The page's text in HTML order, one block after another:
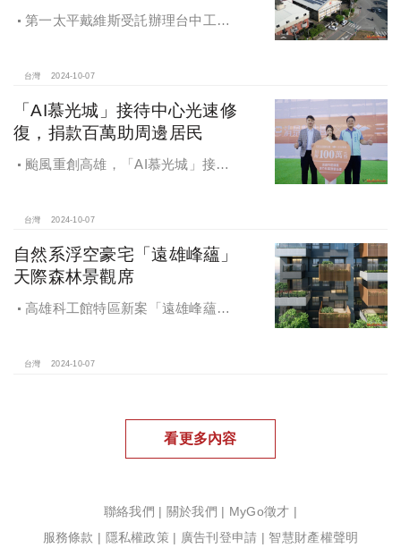
第一太平戴維斯受託辦理台中工業
價率5％。
台灣 2024-10-07
「AI慕光城」接待中心光速修
復，捐款百萬助周邊居民
颱風重創高雄，「AI慕光城」接待
民復原家園
台灣 2024-10-07
自然系浮空豪宅「遠雄峰蘊」
天際森林景觀席
高雄科工館特區新案「遠雄峰蘊」
台灣 2024-10-07
看更多內容
聯絡我們 關於我們 MyGo徵才
服務條款
隱私權政策 廣告刊登申請 智慧財產權聲明